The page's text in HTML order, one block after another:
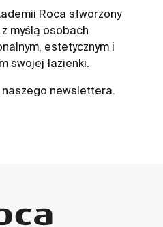
Roca stworzony
myślą osobach
estetycznym i
swojej łazienki.
newslettera.